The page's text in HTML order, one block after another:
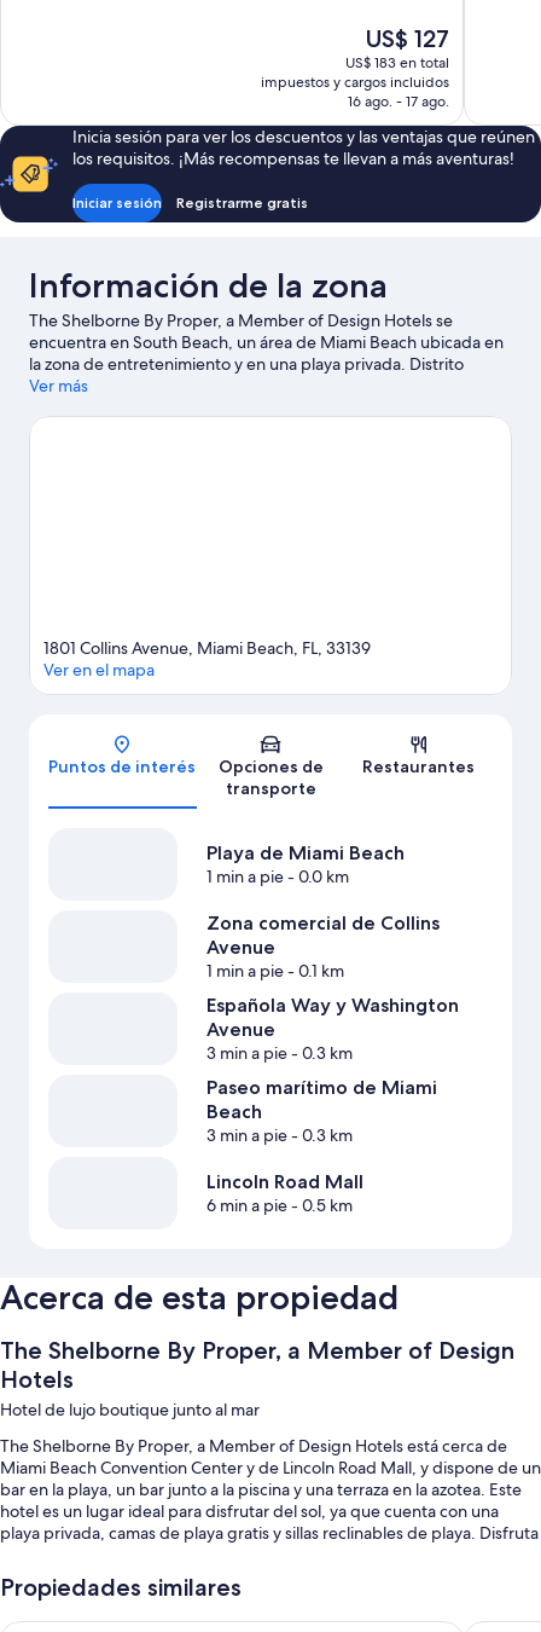
El
precio
actual
es
de
US$ 127
US$ 127
US$ 183 en total
impuestos y cargos incluidos
16 ago. - 17 ago.
Inicia sesión para ver los descuentos y las ventajas que reúnen
los requisitos. ¡Más recompensas te llevan a más aventuras!
Iniciar sesión Registrarme gratis
Información de la zona
The Shelborne By Proper, a Member of Design Hotels se
encuentra en South Beach, un área de Miami Beach ubicada en
la zona de entretenimiento y en una playa privada. Distrito
histórico de Art Decó y Museo y jardines de Vizcaya son sitios
y Port of Miami son algunos de los lugares que se pueden visitar
Ver más
Mapa
1801 Collins Avenue, Miami Beach, FL, 33139
Ver en el mapa
Puntos de interés
Opciones de
transporte
Restaurantes
Playa de Miami Beach
1 min a pie- 0.0 km
Zona comercial de Collins
Avenue
1 min a pie- 0.1 km
Española Way y Washington
Avenue
3 min a pie- 0.3 km
Paseo marítimo de Miami
Beach
3 min a pie- 0.3 km
Lincoln Road Mall
6 min a pie- 0.5 km
Acerca de esta propiedad
The Shelborne By Proper, a Member of Design
Hotels
Hotel de lujo boutique junto al mar
The Shelborne By Proper, a Member of Design Hotels está cerca de
Miami Beach Convention Center y de Lincoln Road Mall, y dispone de un
bar en la playa, un bar junto a la piscina y una terraza en la azotea. Este
hotel es un lugar ideal para disfrutar del sol, ya que cuenta con una
playa privada, camas de playa gratis y sillas reclinables de playa. Disfruta
instalaciones. En la sala de fitness abierta las 24 horas, tendrás acceso a
clases de aeróbic. Además, la propiedad cuenta con una cafetería, un
jardín y un servicio de lavandería/tintorería. Todos los huéspedes
Propiedades similares